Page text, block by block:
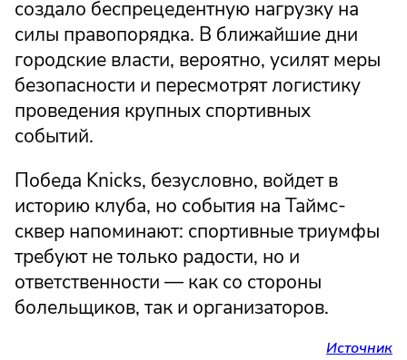
создало беспрецедентную нагрузку на
силы правопорядка. В ближайшие дни
городские власти, вероятно, усилят меры
безопасности и пересмотрят логистику
проведения крупных спортивных
событий.
Победа Knicks, безусловно, войдет в
историю клуба, но события на Таймс-
сквер напоминают: спортивные триумфы
требуют не только радости, но и
ответственности — как со стороны
болельщиков, так и организаторов.
Источник